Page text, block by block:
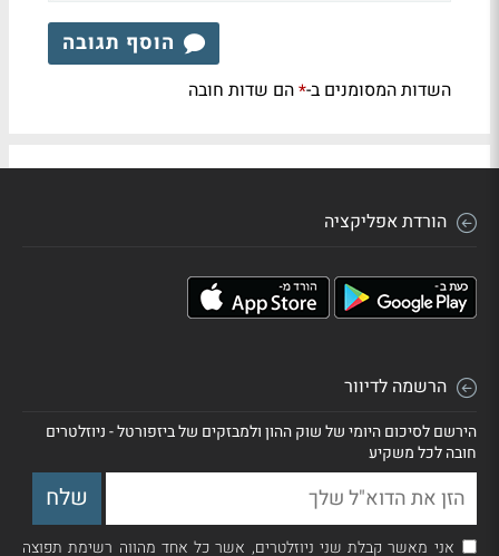
הוסף תגובה
השדות המסומנים ב-*הם שדות חובה
הורדת אפליקציה
הרשמה לדיוור
הירשם לסיכום היומי של שוק ההון ולמבזקים של ביזפורטל - ניוזלטרים
חובה לכל משקיע
אני מאשר קבלת שני ניוזלטרים, אשר כל אחד מהווה רשימת תפוצה